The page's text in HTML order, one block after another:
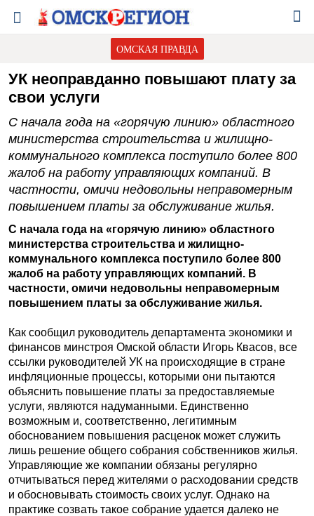
ОМСКАЯ ПРАВДА
УК неоправданно повышают плату за
свои услуги
С начала года на «горячую линию» областного
министерства строительства и жилищно-
коммунального комплекса поступило более 800
жалоб на работу управляющих компаний. В
частности, омичи недовольны неправомерным
повышением платы за обслуживание жилья.
С начала года на «горячую линию» областного
министерства строительства и жилищно-
коммунального комплекса поступило более 800
жалоб на работу управляющих компаний. В
частности, омичи недовольны неправомерным
повышением платы за обслуживание жилья.
Как сообщил руководитель департамента экономики и
финансов минстроя Омской области Игорь Квасов, все
ссылки руководителей УК на происходящие в стране
инфляционные процессы, которыми они пытаются
объяснить повышение платы за предоставляемые
услуги, являются надуманными. Единственно
возможным и, соответственно, легитимным
обоснованием повышения расценок может служить
лишь решение общего собрания собственников жилья.
Управляющие же компании обязаны регулярно
отчитываться перед жителями о расходовании средств
и обосновывать стоимость своих услуг. Однако на
практике созвать такое собрание удается далеко не